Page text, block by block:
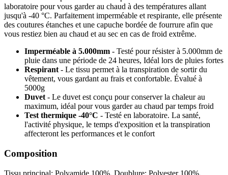
laboratoire pour vous garder au chaud à des températures allant
jusqu'à -40 °C. Parfaitement imperméable et respirante, elle présente
des coutures étanches et une capuche bordée de fourrure afin que
vous restiez bien au chaud et au sec en cas de froid extrême.
Imperméable à 5.000mm - Testé pour résister à 5.000mm de
pluie dans une période de 24 heures, Idéal lors de pluies fortes
Respirant - Le tissu permet à la transpiration de sortir du
vêtement, vous gardant au frais et confortable. Évalué à
5000g
Duvet - Le duvet est conçu pour conserver la chaleur au
maximum, idéal pour vous garder au chaud par temps froid
Test thermique -40°C - Testé en laboratoire. La santé,
l'activité physique, le temps d'exposition et la transpiration
affecteront les performances et le confort
Composition
Tissu principal: Polyamide 100%, Doublure: Polyester 100%,